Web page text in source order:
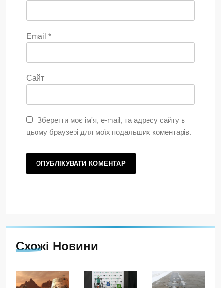
Email *
Сайт
Зберегти моє ім'я, e-mail, та адресу сайту в
цьому браузері для моїх подальших коментарів.
Схожі Новини